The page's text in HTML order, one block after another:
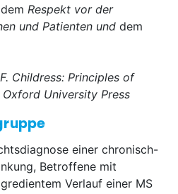
Respekt vor der
und Patienten und dem
Childress: Principles of
University Press
einer chronisch-
Betroffene mit
Verlauf einer MS